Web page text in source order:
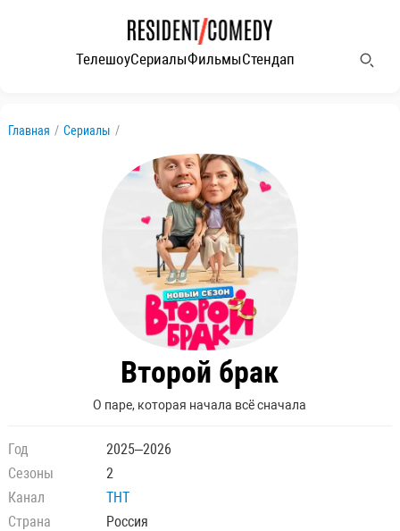
ТелешоуСериалыФильмыСтендап
Главная / Сериалы /
Второй брак
О паре, которая начала всё сначала
Год
2025–2026
Сезоны
2
Канал
ТНТ
Страна
Россия